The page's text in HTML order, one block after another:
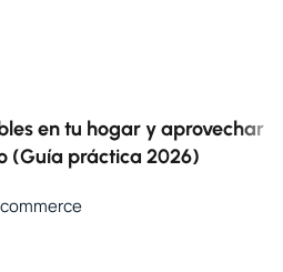
en tu hogar y aprovechar
(Guía práctica 2026)